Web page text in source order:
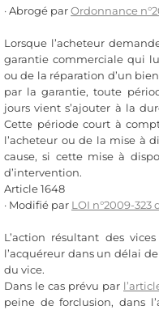
· Abrogé parOrdonnance
Lorsque l’acheteur
garantie commerciale qui
ou de la réparation d’un
par la garantie, toute
jours vient s’ajouter à la
Cette période court à
l’acheteur ou de la mise à
cause, si cette mise à
d’intervention.
Article 1648
· Modifié par LOI n°2009-323
L’action résultant des
l’acquéreur dans un délai
du vice.
Dans le cas prévu par
peine de forclusion, dans